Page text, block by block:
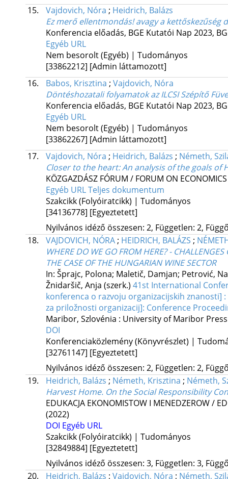
15.
Vajdovich, Nóra ; Heidrich, Balázs
Ez merő ellentmondás! avagy a kettőskezűség
Konferencia előadás, BGE Kutatói Nap 2023,
Egyéb URL
Nem besorolt (Egyéb) | Tudományos
[33862212] [Admin láttamozott]
16.
Babos, Krisztina ; Vajdovich, Nóra
Döntéshozatali folyamatok az ILCSI Szépítő
Konferencia előadás, BGE Kutatói Nap 2023,
Egyéb URL
Nem besorolt (Egyéb) | Tudományos
[33862267] [Admin láttamozott]
17.
Vajdovich, Nóra ; Heidrich, Balázs ; Németh,
Closer to the heart: An analysis of the goals of
KÖZGAZDÁSZ FÓRUM / FORUM ON
Egyéb URLTeljes dokumentum
Szakcikk (Folyóiratcikk) | Tudományos
[34136778] [Egyeztetett]
Nyilvános idéző összesen: 2, Független: 2,
18.
VAJDOVICH, NÓRA; HEIDRICH, BALÁZS ;
WHERE DO WE GO FROM HERE? -
THE CASE OF THE HUNGARIAN WINE SECTOR
In: Šprajc, Polona; Maletič, Damjan; Petrović,
Žnidaršič, Anja (szerk.) 41st International
konferenca o razvoju organizacijskih znanosti]
za priložnosti organizacij]: Conference
Maribor, Szlovénia : University of Maribor Press
DOI
Konferenciaközlemény (Könyvrészlet) |
[32761147] [Egyeztetett]
Nyilvános idéző összesen: 2, Független: 2,
19.
Heidrich, Balázs ; Németh, Krisztina ; Németh,
Harvest Home. On the Social Responsibility
EDUKACJA EKONOMISTOW I MENEDZEROW /
(2022)
DOI Egyéb URL
Szakcikk (Folyóiratcikk) | Tudományos
[32849884] [Egyeztetett]
Nyilvános idéző összesen: 3, Független: 3,
20.
Heidrich, Balázs ; Vajdovich, Nóra ; Németh,